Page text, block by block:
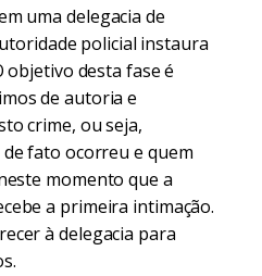
uma delegacia de
policial instaura
objetivo desta fase é
de autoria e
crime, ou seja,
fato ocorreu e quem
momento que a
a primeira intimação.
à delegacia para